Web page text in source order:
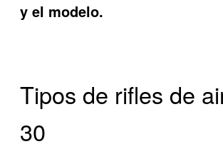
y el modelo.
Tipos de rifles de
30